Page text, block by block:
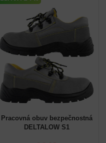
Pracovná obuv bezpečnostná
DELTALOW S1